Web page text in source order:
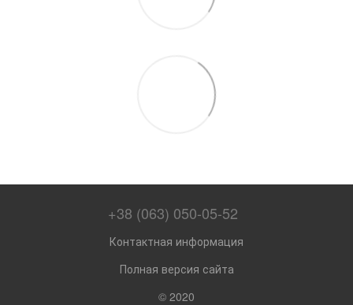
+38 (063) 050-05-52
Контактная информация
Полная версия сайта
© 2020